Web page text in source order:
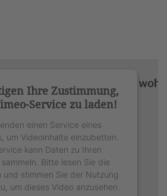
Ihre Zustimmung,
Service zu laden!
einen Service eines
um Videoinhalte einzubetten.
kann Daten zu Ihren
Bitte lesen Sie die
und stimmen Sie der Nutzung
um dieses Video anzusehen.